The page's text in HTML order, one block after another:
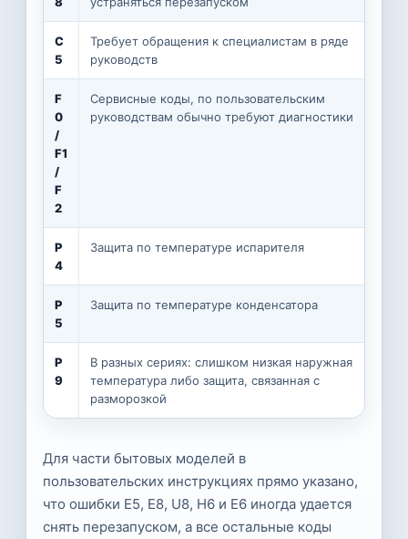
C
5
Требует обращения к специалистам в ряде
руководств
F
0
/
F1
/
F
2
Сервисные коды, по пользовательским
руководствам обычно требуют диагностики
P
4
Защита по температуре испарителя
P
5
Защита по температуре конденсатора
P
9
В разных сериях: слишком низкая наружная
температура либо защита, связанная с
разморозкой
Для части бытовых моделей в
пользовательских инструкциях прямо указано,
что ошибки E5, E8, U8, H6 и E6 иногда удается
снять перезапуском, а все остальные коды